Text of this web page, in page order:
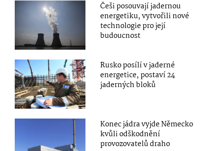
Češi posouvají jadernou
energetiku, vytvořili nové
technologie pro její
budoucnost
Rusko posílí v jaderné
energetice, postaví 24
jaderných bloků
Konec jádra vyjde Německo
kvůli odškodnění
provozovatelů draho